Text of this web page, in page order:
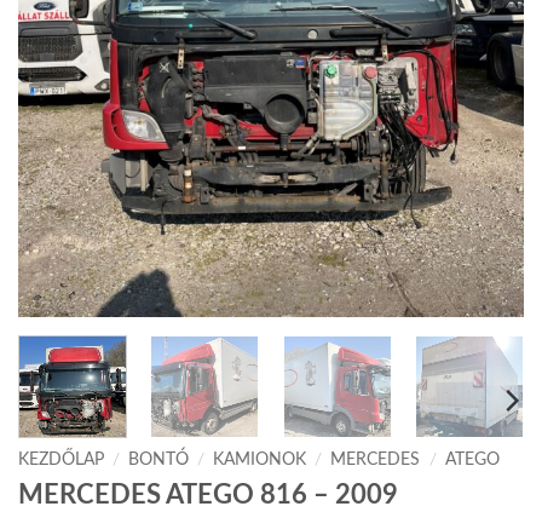
KEZDŐLAP / BONTÓ / KAMIONOK / MERCEDES / ATEGO
MERCEDES ATEGO 816 – 2009